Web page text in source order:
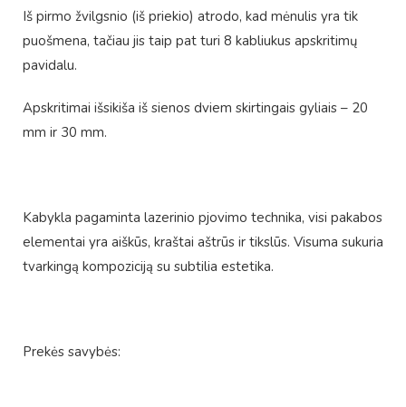
Iš pirmo žvilgsnio (iš priekio) atrodo, kad mėnulis yra tik
puošmena, tačiau jis taip pat turi 8 kabliukus apskritimų
pavidalu.
Apskritimai išsikiša iš sienos dviem skirtingais gyliais – 20
mm ir 30 mm.
Kabykla pagaminta lazerinio pjovimo technika, visi pakabos
elementai yra aiškūs, kraštai aštrūs ir tikslūs. Visuma sukuria
tvarkingą kompoziciją su subtilia estetika.
Prekės savybės: